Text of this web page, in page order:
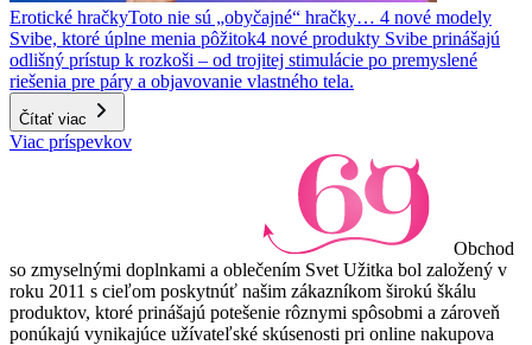
Erotické hračkyToto nie sú „obyčajné“ hračky… 4 nové modely
Svibe, ktoré úplne menia pôžitok4 nové produkty Svibe prinášajú
odlišný prístup k rozkoši – od trojitej stimulácie po premyslené
riešenia pre páry a objavovanie vlastného tela.
Čítať viac
Viac príspevkov
Obchod
so zmyselnými doplnkami a oblečením Svet Užitka bol založený v
roku 2011 s cieľom poskytnúť našim zákazníkom širokú škálu
produktov, ktoré prinášajú potešenie rôznymi spôsobmi a zároveň
ponúkajú vynikajúce užívateľské skúsenosti pri online nakupova